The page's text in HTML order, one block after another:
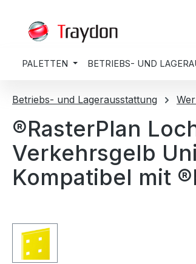
PALETTEN BETRIEBS- UND
Betriebs- und Lagerausstattung
®RasterPlan
Verkehrsgelb
Kompatibel mit
Bildergalerie überspringen